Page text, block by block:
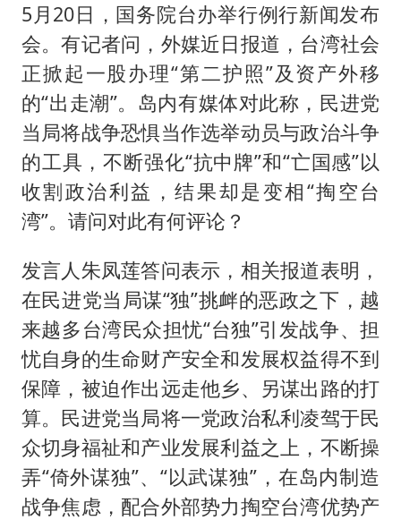
5月20日，国务院台办举行例行新闻发布
会。有记者问，外媒近日报道，台湾社会
正掀起一股办理“第二护照”及资产外移
的“出走潮”。岛内有媒体对此称，民进党
当局将战争恐惧当作选举动员与政治斗争
的工具，不断强化“抗中牌”和“亡国感”以
收割政治利益，结果却是变相“掏空台
湾”。请问对此有何评论？
发言人朱凤莲答问表示，相关报道表明，
在民进党当局谋“独”挑衅的恶政之下，越
来越多台湾民众担忧“台独”引发战争、担
忧自身的生命财产安全和发展权益得不到
保障，被迫作出远走他乡、另谋出路的打
算。民进党当局将一党政治私利凌驾于民
众切身福祉和产业发展利益之上，不断操
弄“倚外谋独”、“以武谋独”，在岛内制造
战争焦虑，配合外部势力掏空台湾优势产